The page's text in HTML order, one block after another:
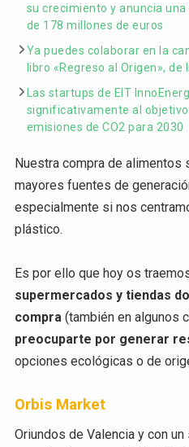
su crecimiento y anuncia
de 178 millones de euros
Ya puedes colaborar en la
libro «Regreso al Origen», de
Las startups de EIT
significativamente al
emisiones de CO2 para 2030
Nuestra compra de alimentos
mayores fuentes de
especialmente si nos
plástico.
Es por ello que hoy os
supermercados y tiendas
compra (también en algunos
preocuparte por generar
opciones ecológicas o de
Orbis Market
Oriundos de Valencia y con